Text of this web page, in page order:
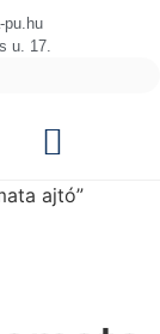
pu.hu
u. 17.
ajtó”